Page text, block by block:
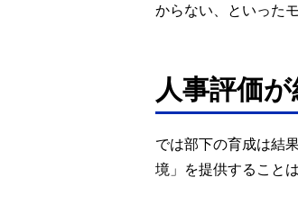
からない、といった
人事評価
では部下の育成は結
境」を提供すること